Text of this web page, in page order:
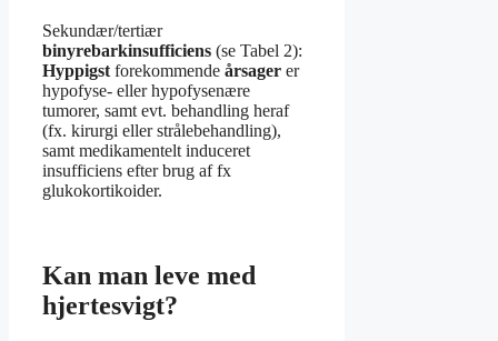
Sekundær/tertiær
binyrebarkinsufficiens (se Tabel 2):
Hyppigst forekommende årsager er
hypofyse- eller hypofysenære
tumorer, samt evt. behandling heraf
(fx. kirurgi eller strålebehandling),
samt medikamentelt induceret
insufficiens efter brug af fx
glukokortikoider.
Kan man leve med
hjertesvigt?